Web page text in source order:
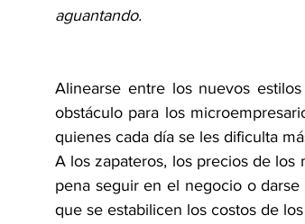
aguantando.
Alinearse entre los nuevos
obstáculo para los
quienes cada día se les dificulta
A los zapateros, los precios de los
pena seguir en el negocio o
que se estabilicen los costos de